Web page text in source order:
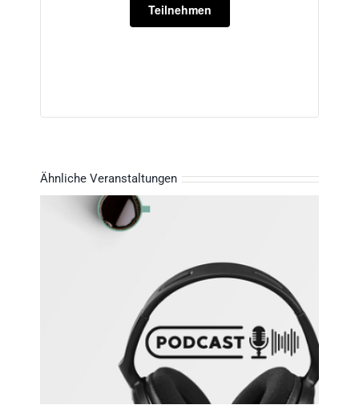
Teilnehmen
Ähnliche Veranstaltungen